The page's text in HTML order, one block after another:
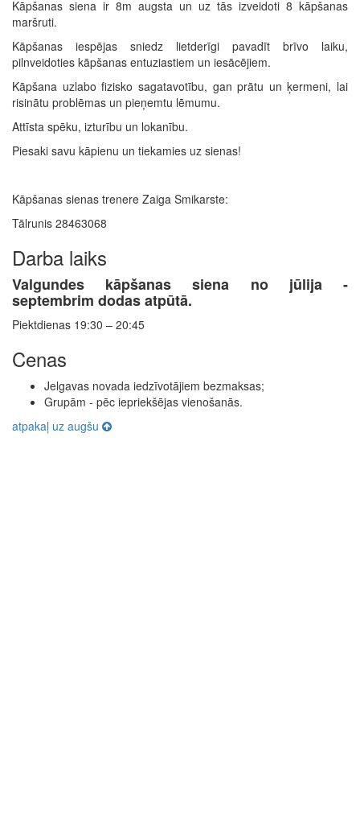
Kāpšanas siena ir 8m augsta un uz tās izveidoti 8 kāpšanas
maršruti.
Kāpšanas iespējas sniedz lietderīgi pavadīt brīvo laiku,
pilnveidoties kāpšanas entuziastiem un iesācējiem.
Kāpšana uzlabo fizisko sagatavotību, gan prātu un ķermeni, lai
risinātu problēmas un pieņemtu lēmumu.
Attīsta spēku, izturību un lokanību.
Piesaki savu kāpienu un tiekamies uz sienas!
Kāpšanas sienas trenere Zaiga Smikarste:
Tālrunis 28463068
Darba laiks
Valgundes kāpšanas siena no jūlija -
septembrim dodas atpūtā.
Piektdienas 19:30 – 20:45
Cenas
Jelgavas novada iedzīvotājiem bezmaksas;
Grupām - pēc iepriekšējas vienošanās.
atpakaļ uz augšu